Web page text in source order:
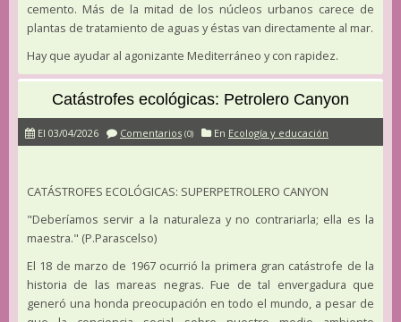
cemento. Más de la mitad de los núcleos urbanos carece de
plantas de tratamiento de aguas y éstas van directamente al mar.
Hay que ayudar al agonizante Mediterráneo y con rapidez.
Catástrofes ecológicas: Petrolero Canyon
El 03/04/2026 Comentarios (0) En Ecología y educación
CATÁSTROFES ECOLÓGICAS: SUPERPETROLERO CANYON
"Deberíamos servir a la naturaleza y no contrariarla; ella es la
maestra." (P.Parascelso)
El 18 de marzo de 1967 ocurrió la primera gran catástrofe de la
historia de las mareas negras. Fue de tal envergadura que
generó una honda preocupación en todo el mundo, a pesar de